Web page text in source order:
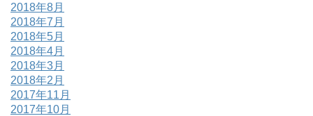
2018年8月
2018年7月
2018年5月
2018年4月
2018年3月
2018年2月
2017年11月
2017年10月